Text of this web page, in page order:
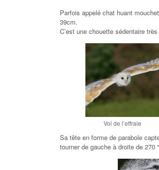
Parfois appelé chat huant
39cm.
C’est une chouette sédentaire
Vol de l’effraie
Sa tête en forme de parabole
tourner de gauche à droite de 270